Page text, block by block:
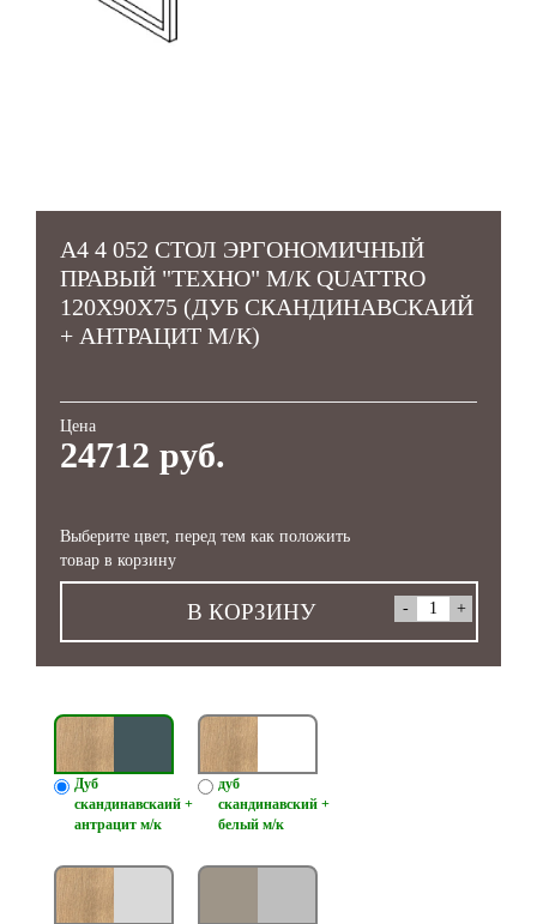
А4 4 052 СТОЛ ЭРГОНОМИЧНЫЙ
ПРАВЫЙ "ТЕХНО" М/К QUATTRO
120X90X75 (ДУБ СКАНДИНАВСКАИЙ
+ АНТРАЦИТ М/К)
Цена
24712 руб.
Выберите цвет, перед тем как положить
товар в корзину
В КОРЗИНУ
Дуб
скандинавскаий +
антрацит м/к
дуб
скандинавский +
белый м/к